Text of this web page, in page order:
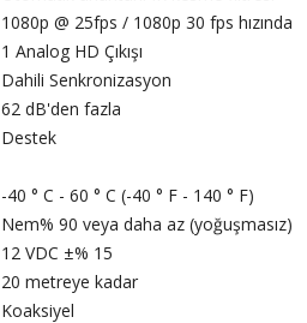
1080p @ 25fps / 1080p 30 fps hızında
1 Analog HD Çıkışı
Dahili Senkronizasyon
62 dB'den fazla
Destek
-40 ° C - 60 ° C (-40 ° F - 140 ° F)
Nem% 90 veya daha az (yoğuşmasız)
12 VDC ±% 15
20 metreye kadar
Koaksiyel